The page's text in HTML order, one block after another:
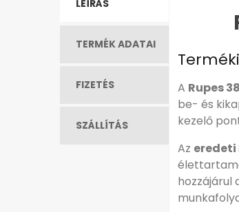
LEÍRÁS
TERMÉK ADATAI
FIZETÉS
SZÁLLÍTÁS
A Rupes
be- és
kezelő
Az eredeti
hozzájárul